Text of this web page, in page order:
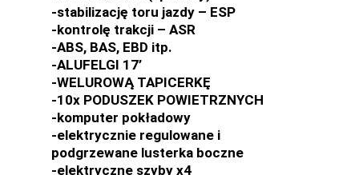
-stabilizację toru jazdy – ESP
-kontrolę trakcji – ASR
-ABS, BAS, EBD itp.
-ALUFELGI 17’
-WELUROWĄ TAPICERKĘ
-10x PODUSZEK POWIETRZNYCH
-komputer pokładowy
-elektrycznie regulowane i
podgrzewane lusterka boczne
-elektryczne szyby x4